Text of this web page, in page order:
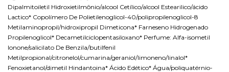
Dipalmitoiletil Hidroxietilmônio/alcool Cetílico/alcool Estearilico/ácido
Lactico* Copolímero De Polietilenoglicol-40/polipropilenoglicol-8
Metilaminopropil/hidroxipropil Dimeticona* Farneseno Hidrogenado
Propilenoglicol* Decametilciclopentasiloxano* Perfume: Alfa-isometil
Ionone/salicilato De Benzila/butilfenil
Metilpropional/citronelol/cumarina/geraniol/limoneno/linalol*
Fenoxietanol/dimetil Hindantoina* Ácido Edético* Água/poliquatérnio-